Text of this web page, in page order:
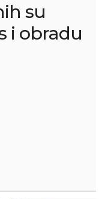
su
i obradu